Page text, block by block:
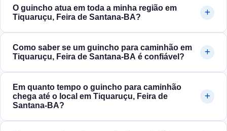
O guincho atua em toda a minha região em
Tiquaruçu, Feira de Santana‑BA?
Como saber se um guincho para caminhão em
Tiquaruçu, Feira de Santana‑BA é confiável?
Em quanto tempo o guincho para caminhão
chega até o local em Tiquaruçu, Feira de
Santana‑BA?